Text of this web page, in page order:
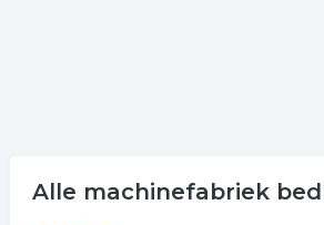
Alle machinefabriek